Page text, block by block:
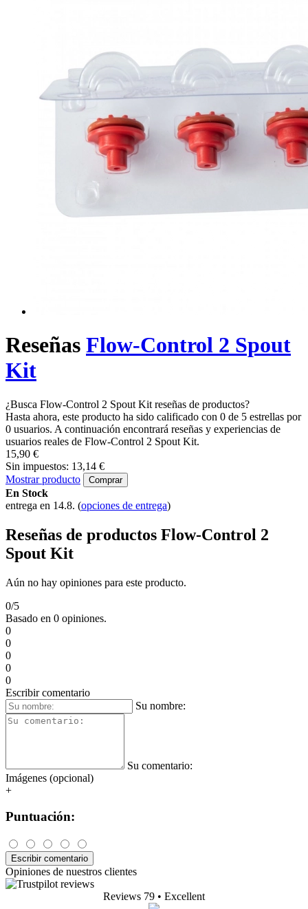
Espresso tónico: un refrescante éxito de verano
todos los artículos
Introducción
Flair NEO FLEX
Flow-Control 2 Spout Kit
ReseñasFlow-Control 2 Spout
Kit
¿Busca Flow-Control 2 Spout Kit reseñas de productos?
Hasta ahora, este producto ha sido calificado con 0 de 5 estrellas por
0 usuarios. A continuación encontrará reseñas y experiencias de
usuarios reales de Flow-Control 2 Spout Kit.
15,90 €
Sin impuestos: 13,14 €
Mostrar producto
En Stock
entrega en 14.8.(opciones de entrega)
Aún no hay opiniones para este producto.
Basado en 0 opiniones.
0
0
0
0
Escribir comentario
Su nombre: